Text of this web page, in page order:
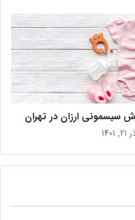
سیسمونی ارزان در تهران